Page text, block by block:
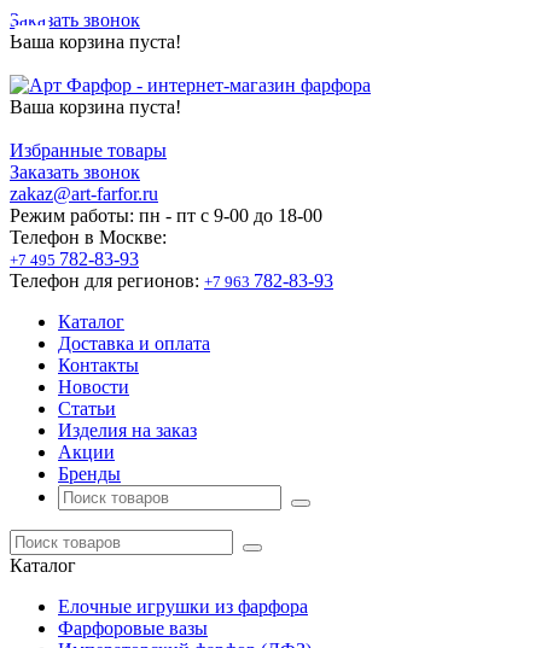
Заказать звонок
Ваша корзина пуста!
Ваша корзина пуста!
Избранные товары
Заказать звонок
zakaz@art-farfor.ru
Режим работы: пн - пт c 9-00 до 18-00
Телефон в Москве:
+7 495 782-83-93
Телефон для регионов: +7 963 782-83-93
Каталог
Доставка и оплата
Контакты
Новости
Статьи
Изделия на заказ
Акции
Бренды
Каталог
Елочные игрушки из фарфора
Фарфоровые вазы